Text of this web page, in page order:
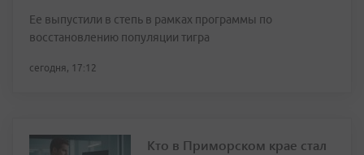
Ее выпустили в степь в рамках программы по
восстановлению популяции тигра
сегодня, 17:12
Кто в Приморском крае стал